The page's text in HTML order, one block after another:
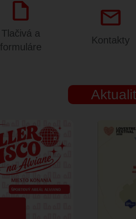
draft
Tlačivá a
formuláre
mail
Kontakty